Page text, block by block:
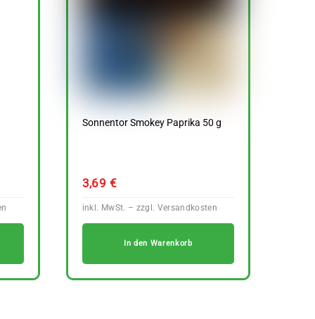
Sonnentor Smokey Paprika 50 g
3,69 €
In den Warenkorb